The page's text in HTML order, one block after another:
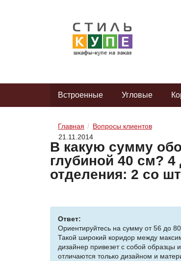
Встроенные Угловые
Главная
Вопросы клиентов
21.11.2014
В какую сумму
глубиной 40 см?
отделения: 2 со
Ответ:
Ориентируйтесь на сумму от 56 до
Такой широкий коридор между
дизайнер привезет с собой
отличаются только дизайном и